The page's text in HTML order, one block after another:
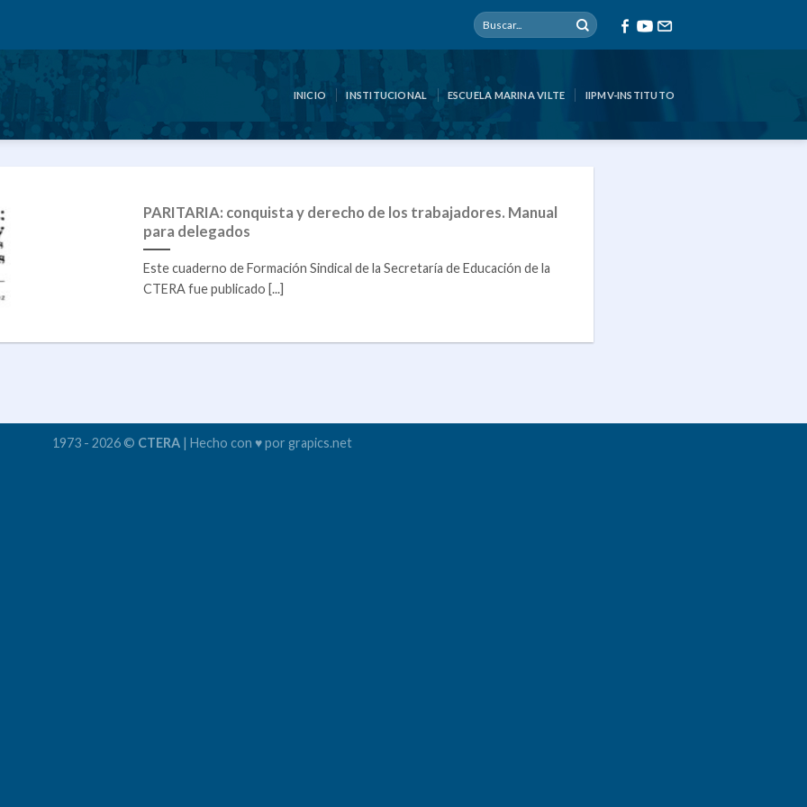
INICIO INSTITUCIONAL ESCUELA MARINA VILTE IIPMV-INSTITUTO
PARITARIA: conquista y derecho de los trabajadores. Manual
para delegados
Este cuaderno de Formación Sindical de la Secretaría de Educación de la
CTERA fue publicado [...]
1973 - 2026 © CTERA| Hecho con ♥ por grapics.net